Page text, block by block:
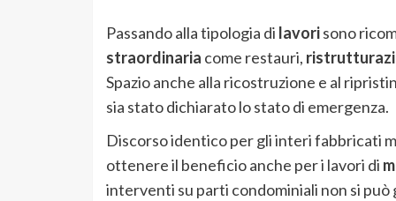
Passando alla tipologia di lavorisono
straordinaria come restauri,
Spazio anche alla ricostruzione e al
sia stato dichiarato lo stato di emergenza.
Discorso identico per gli interi fabbricati
ottenere il beneficio anche per i lavori di
interventi su parti condominiali non si